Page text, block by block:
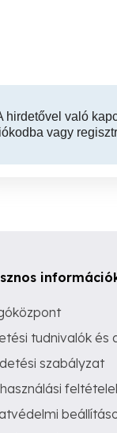
hirdetővel való
vagy
tudnivalók és
szabályzat